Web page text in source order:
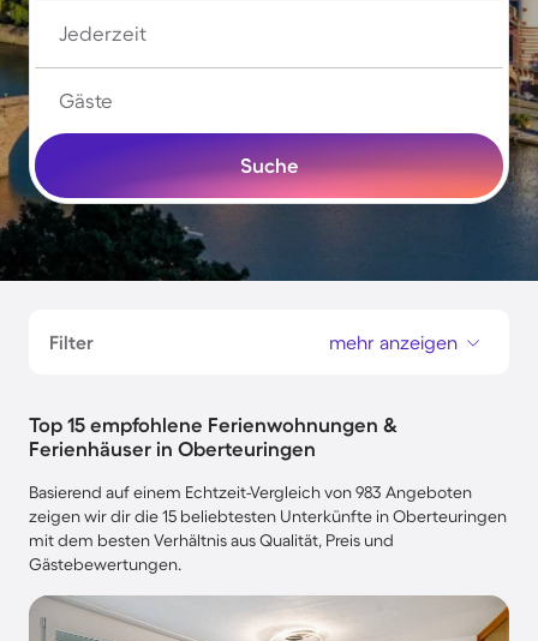
Jederzeit
Gäste
Suche
Filter mehr anzeigen
Top 15 empfohlene Ferienwohnungen &
Ferienhäuser in Oberteuringen
Basierend auf einem Echtzeit-Vergleich von 983 Angeboten
zeigen wir dir die 15 beliebtesten Unterkünfte in Oberteuringen
mit dem besten Verhältnis aus Qualität, Preis und
Gästebewertungen.